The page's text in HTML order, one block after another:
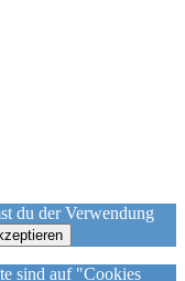
du der Verwendung
sind auf "Cookies